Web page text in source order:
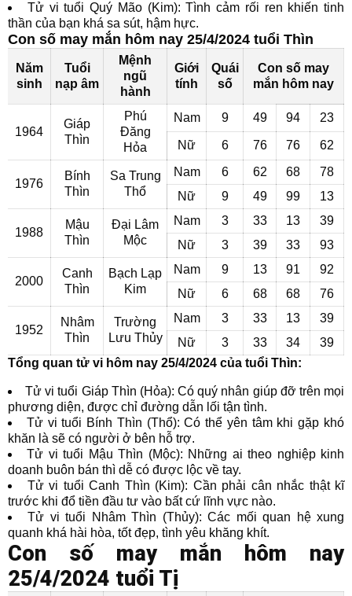
Tử vi tuổi Quý Mão (Kim): Tình cảm rối ren khiến tinh
thần của bạn khá sa sút, hậm hực.
Con số may mắn hôm nay 25/4/2024 tuổi Thìn
Năm
sinh
Tuổi
nạp âm
Mệnh
ngũ
hành
Giới
tính
Quái
số
Con số may
mắn hôm nay
1964
Giáp
Thìn
Phú
Đăng
Hỏa
Nam 9 49 94 23
Nữ 6 76 76 62
1976
Bính
Thìn
Sa Trung
Thổ
Nam 6 62 68
78
Nữ
9 49 99 13
1988
Mậu
Thìn
Đại Lâm
Mộc
Nam 3 33 13
39
Nữ
3 39 33 93
2000
Canh
Thìn
Bạch Lạp
Kim
Nam 9 13 91
92
Nữ
6 68 68 76
1952
Nhâm
Thìn
Trường
Lưu Thủy
Nam 3 33 13
39
Nữ
3 33 34
39
Tổng quan tử vi hôm nay 25/4/2024 của tuổi Thìn:
Tử vi tuổi Giáp Thìn (Hỏa): Có quý nhân giúp đỡ trên mọi
phương diện, được chỉ đường dẫn lối tận tình.
Tử vi tuổi Bính Thìn (Thổ): Có thể yên tâm khi gặp khó
khăn là sẽ có người ở bên hỗ trợ.
Tử vi tuổi Mậu Thìn (Mộc): Những ai theo nghiệp kinh
doanh buôn bán thì dễ có được lộc về tay.
Tử vi tuổi Canh Thìn (Kim): Cần phải cân nhắc thật kĩ
trước khi đổ tiền đầu tư vào bất cứ lĩnh vực nào.
Tử vi tuổi Nhâm Thìn (Thủy): Các mối quan hệ xung
quanh khá hài hòa, tốt đẹp, tình yêu khăng khít.
Con số may mắn hôm nay
25/4/2024 tuổi Tị